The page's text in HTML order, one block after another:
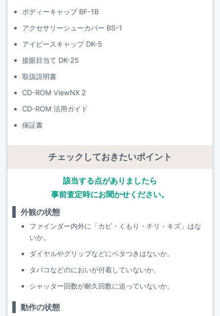
ボディーキャップ BF-1B
アクセサリーシューカバー BS-1
アイピースキャップ DK-5
接眼目当て DK-25
取扱説明書
CD-ROM ViewNX 2
CD-ROM 活用ガイド
保証書
チェックしておきたいポイント
該当する点がありましたら
事前査定時にお聞かせください。
外観の状態
ファインダー内外に「カビ・くもり・チリ・キズ」はな
いか。
ダイヤルやグリップなどにベタつきはないか。
タバコなどのにおいが付着していないか。
シャッター回数が耐久回数に迫っていないか。
動作の状態